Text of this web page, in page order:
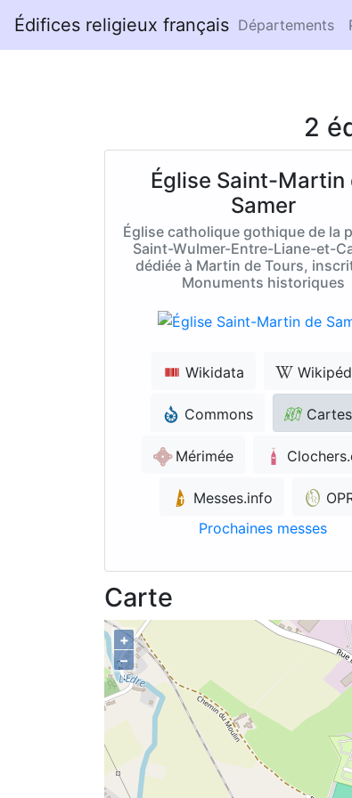
Édifices religieux français Départements
2
Église Saint-Martin
Samer
Église catholique gothique de la
Saint-Wulmer-Entre-Liane-et-
dédiée à Martin de Tours,
Monuments historiques
Wikidata
Commons Cartes
Mérimée
Messes.info
Prochaines messes
Carte
+
–